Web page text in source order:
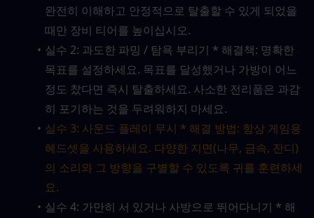
완전히 이해하고 안정적으로 탈출할 수 있게 되었을
때만 장비 티어를 높이십시오.
실수 2: 과도한 파밍 / 탐욕 부리기 * 해결책: 명확한
목표를 설정하세요. 목표를 달성했거나 가방이 어느
정도 찼다면 즉시 탈출하세요. 사소한 전리품은 과감
히 포기하는 것을 두려워하지 마세요.
실수 3: 사운드 플레이 무시 * 해결 방법: 항상 게임용
헤드셋을 사용하세요. 다양한 지면(나무, 금속, 잔디)
의 소리와 그 방향을 구별할 수 있도록 귀를 훈련하세
요.
실수 4: 가만히 서 있거나 사방으로 뛰어다니기 * 해